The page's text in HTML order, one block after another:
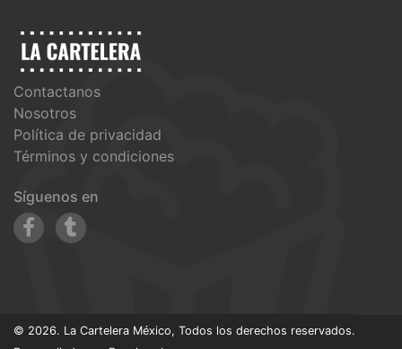
Contactanos
Nosotros
Política de privacidad
Términos y condiciones
Síguenos en
© 2026. La Cartelera México, Todos los derechos reservados.